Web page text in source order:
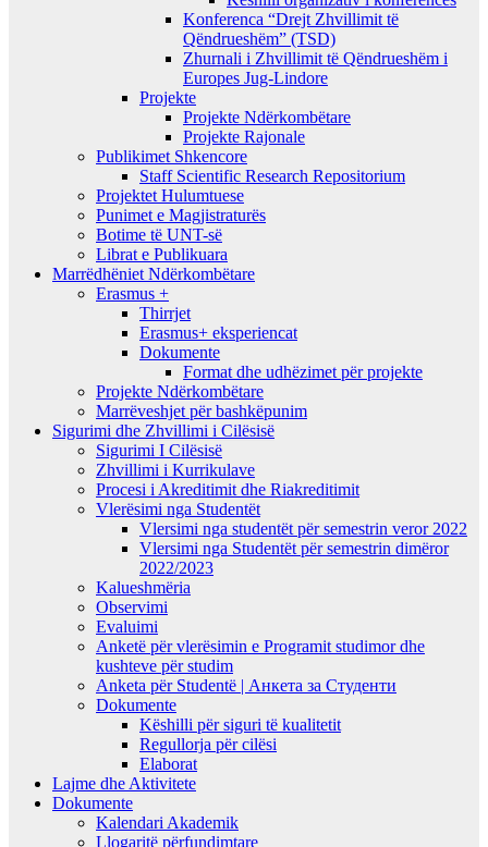
Konferenca “Drejt Zhvillimit të
Qëndrueshëm” (TSD)
Zhurnali i Zhvillimit të Qëndrueshëm i
Europes Jug-Lindore
Projekte
Projekte Ndërkombëtare
Projekte Rajonale
Publikimet Shkencore
Staff Scientific Research Repositorium
Projektet Hulumtuese
Punimet e Magjistraturës
Botime të UNT-së
Librat e Publikuara
Marrëdhëniet Ndërkombëtare
Erasmus +
Thirrjet
Erasmus+ eksperiencat
Dokumente
Format dhe udhëzimet për projekte
Projekte Ndërkombëtare
Marrëveshjet për bashkëpunim
Sigurimi dhe Zhvillimi i Cilësisë
Sigurimi I Cilësisë
Zhvillimi i Kurrikulave
Procesi i Akreditimit dhe Riakreditimit
Vlerësimi nga Studentët
Vlersimi nga studentët për semestrin veror 2022
Vlersimi nga Studentët për semestrin dimëror
2022/2023
Kalueshmëria
Observimi
Evaluimi
Anketë për vlerësimin e Programit studimor dhe
kushteve për studim
Anketa për Studentë | Анкета за Студенти
Dokumente
Këshilli për siguri të kualitetit
Regullorja për cilësi
Elaborat
Lajme dhe Aktivitete
Dokumente
Kalendari Akademik
Llogaritë përfundimtare